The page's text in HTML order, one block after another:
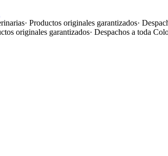
· Productos originales garantizados·
originales garantizados· Despachos a toda